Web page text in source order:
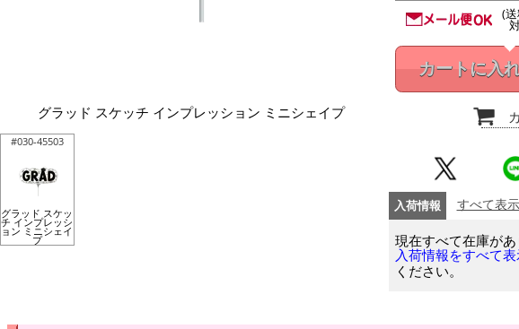
グラッド スケッチ インプレッション ミニシェイプ
#030-45503
グラッド スケッ
チ インプレッシ
ョン ミニシェイ
プ
(
カートに入
入荷情報 すべて表示
現在すべて在庫があ
入荷情報をすべて
ください。